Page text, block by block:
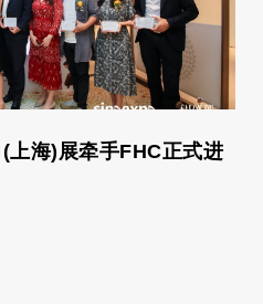
上海)展牵手FHC正式进